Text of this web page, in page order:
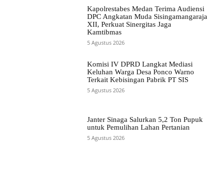
Kapolrestabes Medan Terima Audiensi
DPC Angkatan Muda Sisingamangaraja
XII, Perkuat Sinergitas Jaga
Kamtibmas
5 Agustus 2026
Komisi IV DPRD Langkat Mediasi
Keluhan Warga Desa Ponco Warno
Terkait Kebisingan Pabrik PT SIS
5 Agustus 2026
Janter Sinaga Salurkan 5,2 Ton Pupuk
untuk Pemulihan Lahan Pertanian
5 Agustus 2026